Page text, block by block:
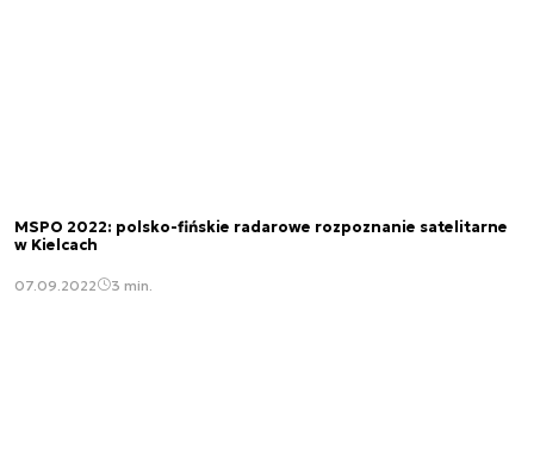
MSPO 2022: polsko-fińskie radarowe rozpoznanie satelitarne
w Kielcach
07.09.2022 3 min.